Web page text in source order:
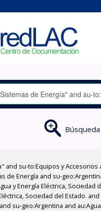
su-to:Equipos y Accesorios
Energía and su-
y Energía Eléctrica,
Sociedad del Estado.
su-geo:Argentina and